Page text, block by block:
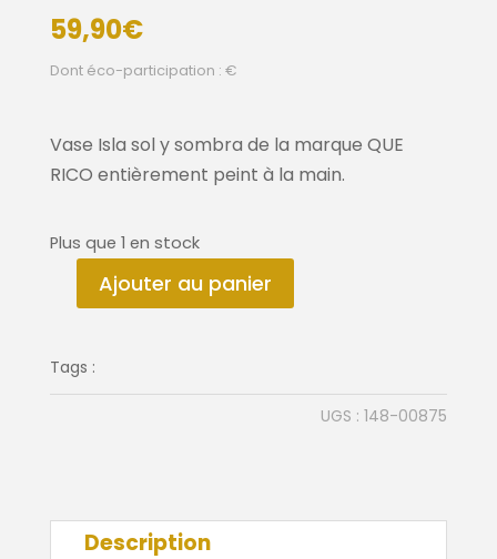
59,90€
Dont éco-participation : €
Vase Isla sol y sombra de la marque QUE
RICO entièrement peint à la main.
Plus que 1 en stock
quantité
Vase
Ajouter au panier
Tags :
UGS :148-00875
Description